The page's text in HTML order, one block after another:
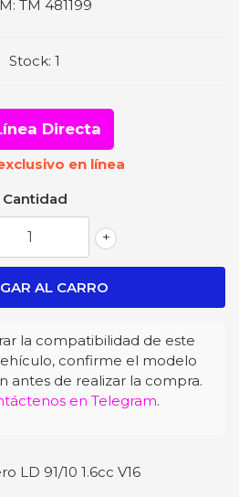
TM 481199
Stock: 1
Directa
en línea
Cantidad
+
la compatibilidad de este
confirme el modelo
antes de realizar la compra.
en Telegram.
LD 91/10 1.6cc V16